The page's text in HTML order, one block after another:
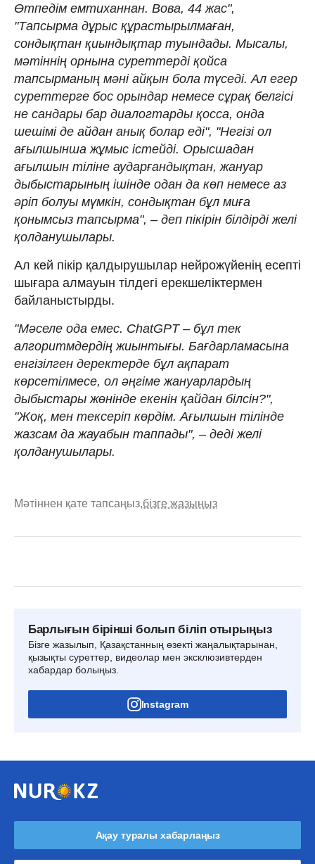
Өтпедім емтиханнан. Вова, 44 жас",
"Тапсырма дұрыс құрастырылмаған,
сондықтан қиындықтар туындады. Мысалы,
мәтіннің орнына суреттерді қойса
тапсырманың мәні айқын бола түседі. Ал егер
суреттерге бос орындар немесе сұрақ белгісі
не сандары бар диалогтарды қосса, онда
шешімі де айдан анық болар еді", "Негізі ол
ағылшынша жұмыс істейді. Орысшадан
ағылшын тіліне аударғандықтан, жануар
дыбыстарының ішінде одан да көп немесе аз
әріп болуы мүмкін, сондықтан бұл миға
қонымсыз тапсырма", – деп пікірін білдірді желі
қолданушылары.
Ал кей пікір қалдырушылар нейрожүйенің есепті
шығара алмауын тілдегі ерекшеліктермен
байланыстырды.
"Мәселе ода емес. ChatGPT – бұл тек
алгоритмдердің жиынтығы. Бағдарламасына
енгізілген деректерде бұл ақпарат
көрсетілмесе, ол әңгіме жануарлардың
дыбыстары жөнінде екенін қайдан білсін?",
"Жоқ, мен тексеріп көрдім. Ағылшын тілінде
жазсам да жауабын таппады", – деді желі
қолданушылары.
Мәтіннен қате тапсаңыз,бізге жазыңыз
Барлығын бірінші болып біліп отырыңыз
Бізге жазылып, Қазақстанның өзекті жаңалықтарынан,
қызықты суреттер, видеолар мен эксклюзивтерден
хабардар болыңыз.
Instagram
Ақау туралы хабарлаңыз